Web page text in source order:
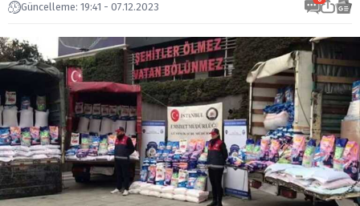
Güncelleme: 19:41 - 07.12.2023